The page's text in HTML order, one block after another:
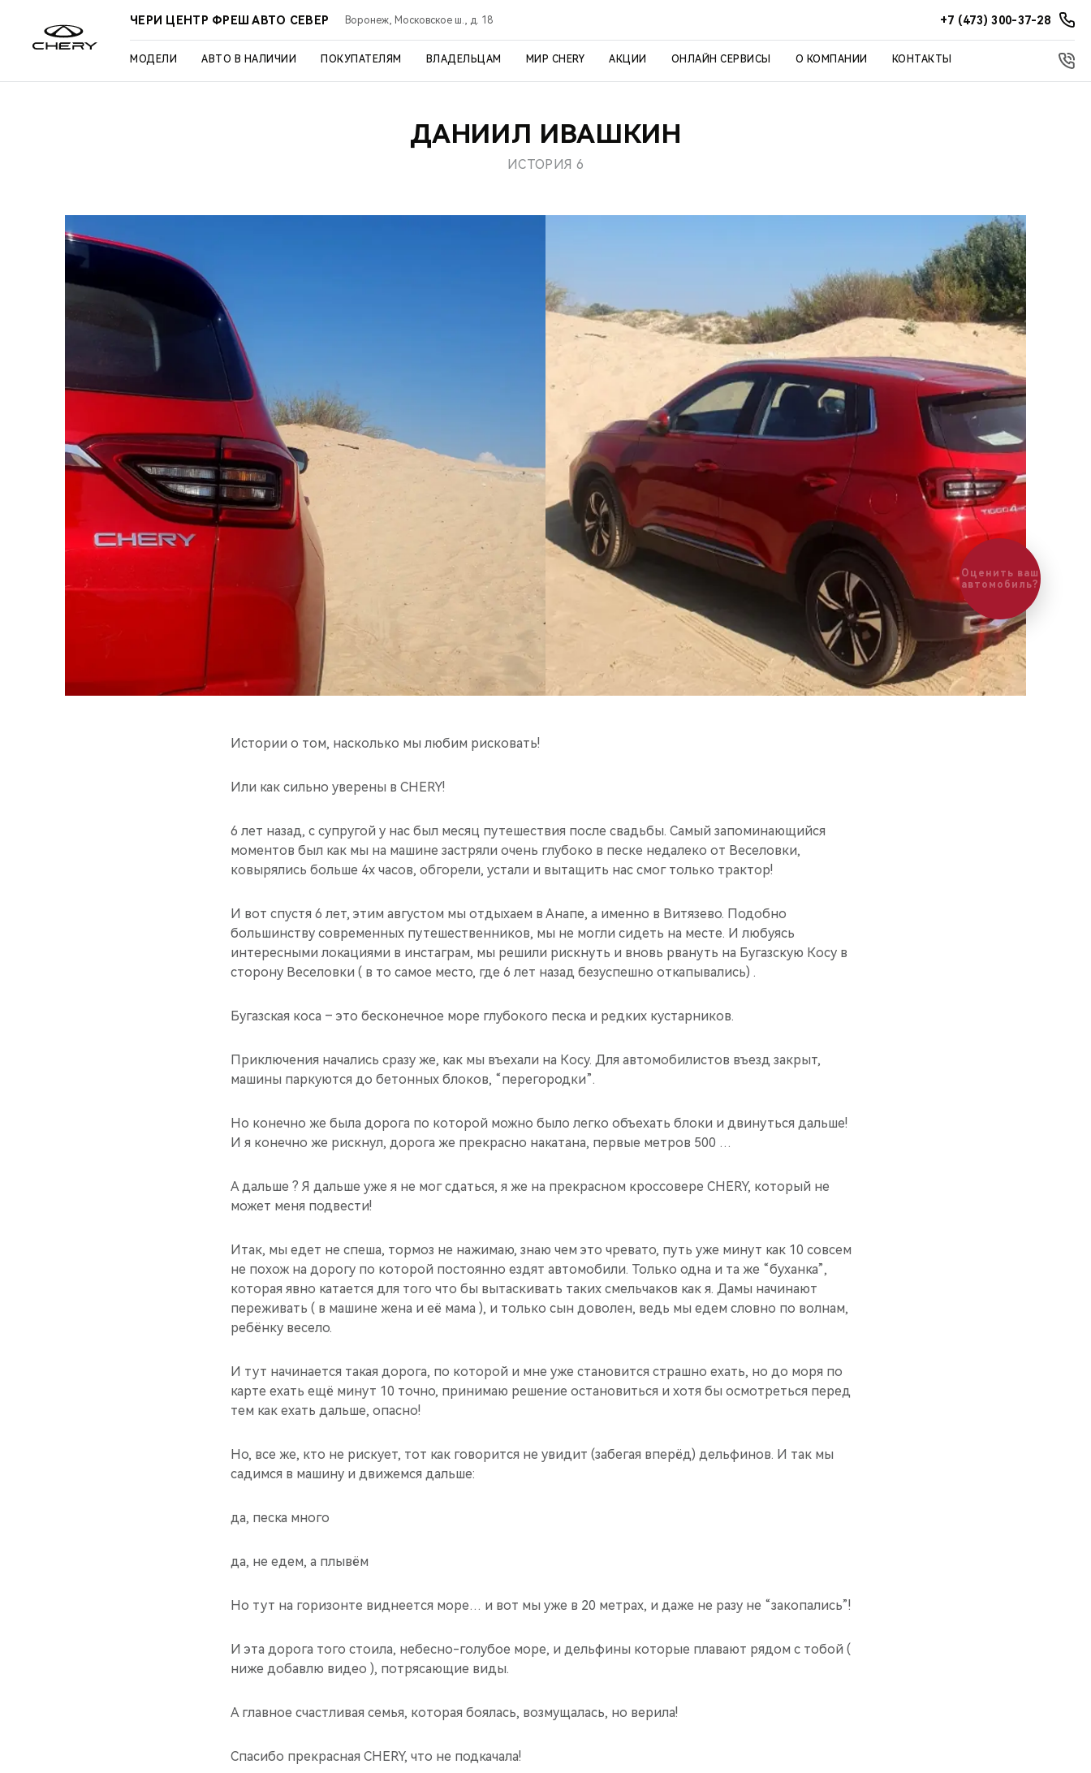
ЧЕРИ ЦЕНТР ФРЕШ АВТО СЕВЕР Воронеж, Московское ш., д. 18 +7 (473) 300-37-28
МОДЕЛИ АВТО В НАЛИЧИИ ПОКУПАТЕЛЯМ ВЛАДЕЛЬЦАМ МИР CHERY АКЦИИ ОНЛАЙН СЕРВИСЫ О КОМПАНИИ КОНТАКТЫ
ДАНИИЛ ИВАШКИН
ИСТОРИЯ 6
Истории о том, насколько мы любим рисковать!
Или как сильно уверены в CHERY!
6 лет назад, с супругой у нас был месяц путешествия после свадьбы. Самый запоминающийся
моментов был как мы на машине застряли очень глубоко в песке недалеко от Веселовки,
ковырялись больше 4х часов, обгорели, устали и вытащить нас смог только трактор!
И вот спустя 6 лет, этим августом мы отдыхаем в Анапе, а именно в Витязево. Подобно
большинству современных путешественников, мы не могли сидеть на месте. И любуясь
интересными локациями в инстаграм, мы решили рискнуть и вновь рвануть на Бугазскую Косу в
сторону Веселовки ( в то самое место, где 6 лет назад безуспешно откапывались) .
Бугазская коса – это бесконечное море глубокого песка и редких кустарников.
Приключения начались сразу же, как мы въехали на Косу. Для автомобилистов въезд закрыт,
машины паркуются до бетонных блоков, “перегородки”.
Но конечно же была дорога по которой можно было легко объехать блоки и двинуться дальше!
И я конечно же рискнул, дорога же прекрасно накатана, первые метров 500 …
А дальше ? Я дальше уже я не мог сдаться, я же на прекрасном кроссовере CHERY, который не
может меня подвести!
Итак, мы едет не спеша, тормоз не нажимаю, знаю чем это чревато, путь уже минут как 10 совсем
не похож на дорогу по которой постоянно ездят автомобили. Только одна и та же “буханка”,
которая явно катается для того что бы вытаскивать таких смельчаков как я. Дамы начинают
переживать ( в машине жена и её мама ), и только сын доволен, ведь мы едем словно по волнам,
ребёнку весело.
И тут начинается такая дорога, по которой и мне уже становится страшно ехать, но до моря по
карте ехать ещё минут 10 точно, принимаю решение остановиться и хотя бы осмотреться перед
тем как ехать дальше, опасно!
Но, все же, кто не рискует, тот как говорится не увидит (забегая вперёд) дельфинов. И так мы
садимся в машину и движемся дальше:
да, песка много
да, не едем, а плывём
Но тут на горизонте виднеется море… и вот мы уже в 20 метрах, и даже не разу не “закопались”!
И эта дорога того стоила, небесно-голубое море, и дельфины которые плавают рядом с тобой (
ниже добавлю видео ), потрясающие виды.
А главное счастливая семья, которая боялась, возмущалась, но верила!
Спасибо прекрасная CHERY, что не подкачала!
Оценить ваш
автомобиль?